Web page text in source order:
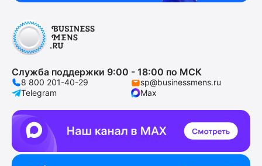
Служба поддержки 9:00 - 18:00 по МСК
8 800 201-40-29
sp@businessmens.ru
Telegram
Max